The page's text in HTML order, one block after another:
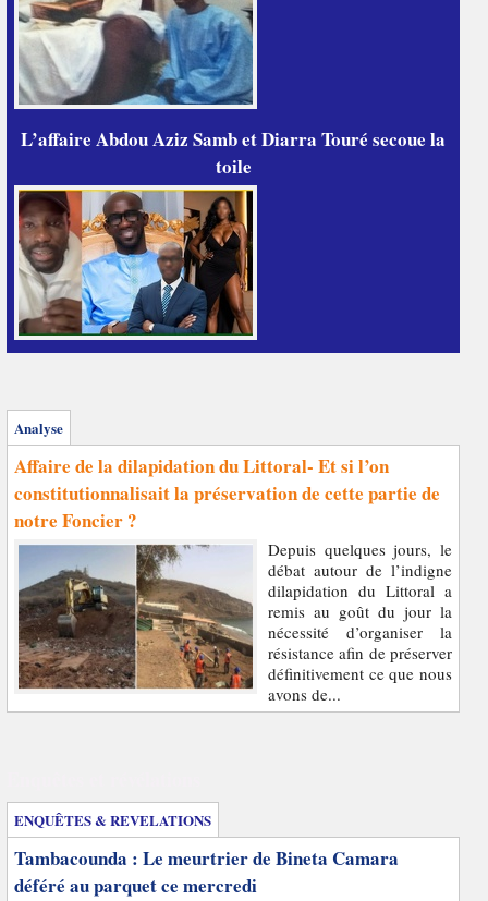
L’affaire Abdou Aziz Samb et Diarra Touré secoue la
toile
Analyse
Affaire de la dilapidation du Littoral- Et si l’on
constitutionnalisait la préservation de cette partie de
notre Foncier ?
Depuis quelques jours, le
débat autour de l’indigne
dilapidation du Littoral a
remis au goût du jour la
nécessité d’organiser la
résistance afin de préserver
définitivement ce que nous
avons de...
ENQUÊTES & REVELATIONS
Tambacounda : Le meurtrier de Bineta Camara
déféré au parquet ce mercredi